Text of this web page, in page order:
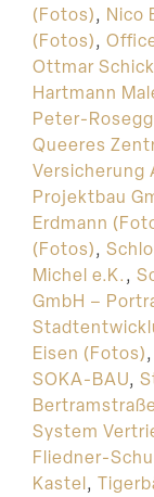
(Fotos), Nico
(Fotos),
Ottmar
Hartmann
Peter-
Queeres
Versicherung
Projektbau
Erdmann
(Fotos),
Michel e.K.,
GmbH –
Eisen (Fotos),
SOKA-BAU,
System
Fliedner-
Kastel,